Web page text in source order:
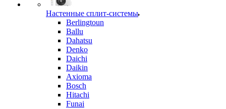
Настенные сплит-системы
Berlingtoun
Ballu
Dahatsu
Denko
Daichi
Daikin
Axioma
Bosch
Hitachi
Funai